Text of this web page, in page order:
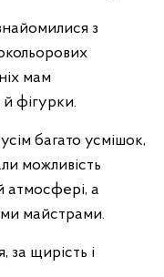
з
мам
фігурки.
багато усмішок,
можливість
атмосфері, а
майстрами.
щирість і